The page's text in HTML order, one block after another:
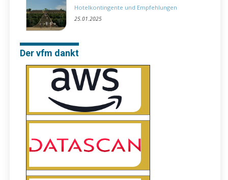
Hotelkontingente und Empfehlungen
25.01.2025
Der vfm dankt